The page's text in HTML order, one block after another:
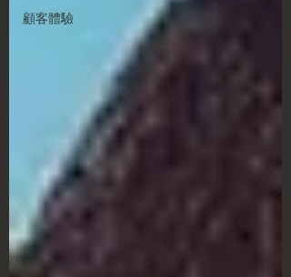
顧客體驗